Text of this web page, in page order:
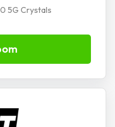
5G Crystals